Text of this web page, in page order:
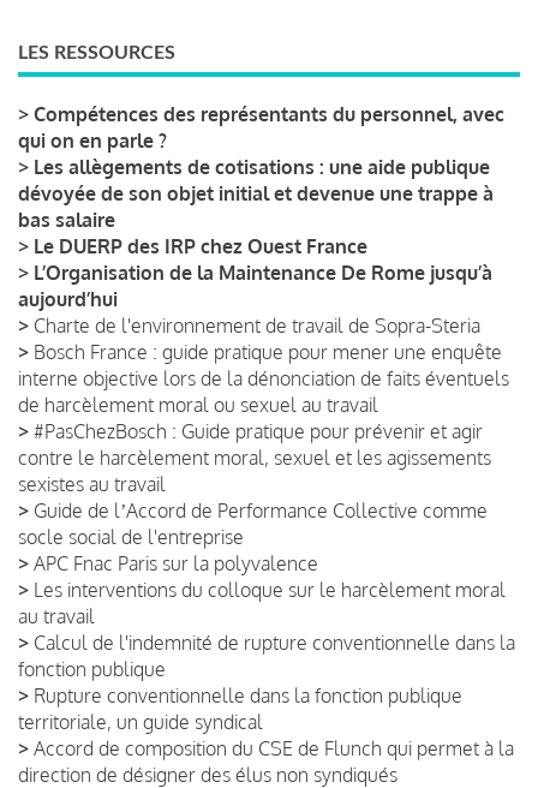
LES RESSOURCES
> Compétences des représentants du personnel, avec
qui on en parle ?
> Les allègements de cotisations : une aide publique
dévoyée de son objet initial et devenue une trappe à
bas salaire
> Le DUERP des IRP chez Ouest France
> L’Organisation de la Maintenance De Rome jusqu’à
aujourd’hui
> Charte de l'environnement de travail de Sopra-Steria
> Bosch France : guide pratique pour mener une enquête
interne objective lors de la dénonciation de faits éventuels
de harcèlement moral ou sexuel au travail
> #PasChezBosch : Guide pratique pour prévenir et agir
contre le harcèlement moral, sexuel et les agissements
sexistes au travail
> Guide de lʼAccord de Performance Collective comme
socle social de l'entreprise
> APC Fnac Paris sur la polyvalence
> Les interventions du colloque sur le harcèlement moral
au travail
> Calcul de l'indemnité de rupture conventionnelle dans la
fonction publique
> Rupture conventionnelle dans la fonction publique
territoriale, un guide syndical
> Accord de composition du CSE de Flunch qui permet à la
direction de désigner des élus non syndiqués